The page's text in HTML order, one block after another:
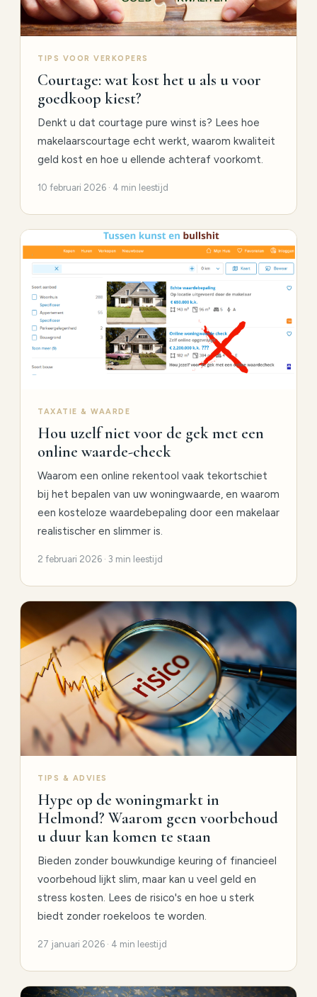
TIPS VOOR VERKOPERS
Courtage: wat kost het u als u voor
goedkoop kiest?
Denkt u dat courtage pure winst is? Lees hoe
makelaarscourtage echt werkt, waarom kwaliteit
geld kost en hoe u ellende achteraf voorkomt.
10 februari 2026 · 4 min leestijd
TAXATIE & WAARDE
Hou uzelf niet voor de gek met een
online waarde-check
Waarom een online rekentool vaak tekortschiet
bij het bepalen van uw woningwaarde, en waarom
een kosteloze waardebepaling door een makelaar
realistischer en slimmer is.
2 februari 2026 · 3 min leestijd
TIPS & ADVIES
Hype op de woningmarkt in
Helmond? Waarom geen voorbehoud
u duur kan komen te staan
Bieden zonder bouwkundige keuring of financieel
voorbehoud lijkt slim, maar kan u veel geld en
stress kosten. Lees de risico's en hoe u sterk
biedt zonder roekeloos te worden.
27 januari 2026 · 4 min leestijd